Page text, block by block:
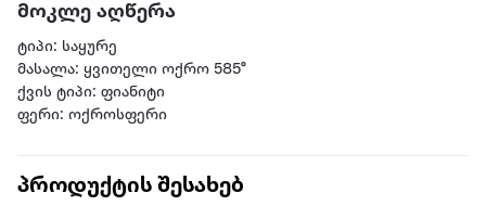
მოკლე აღწერა
ტიპი: საყურე
მასალა: ყვითელი ოქრო 585°
ქვის ტიპი: ფიანიტი
ფერი: ოქროსფერი
პროდუქტის შესახებ